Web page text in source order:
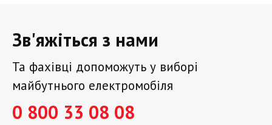
Зв'яжіться з нами
Та фахівці допоможуть у виборі
майбутнього електромобіля
0 800 33 08 08